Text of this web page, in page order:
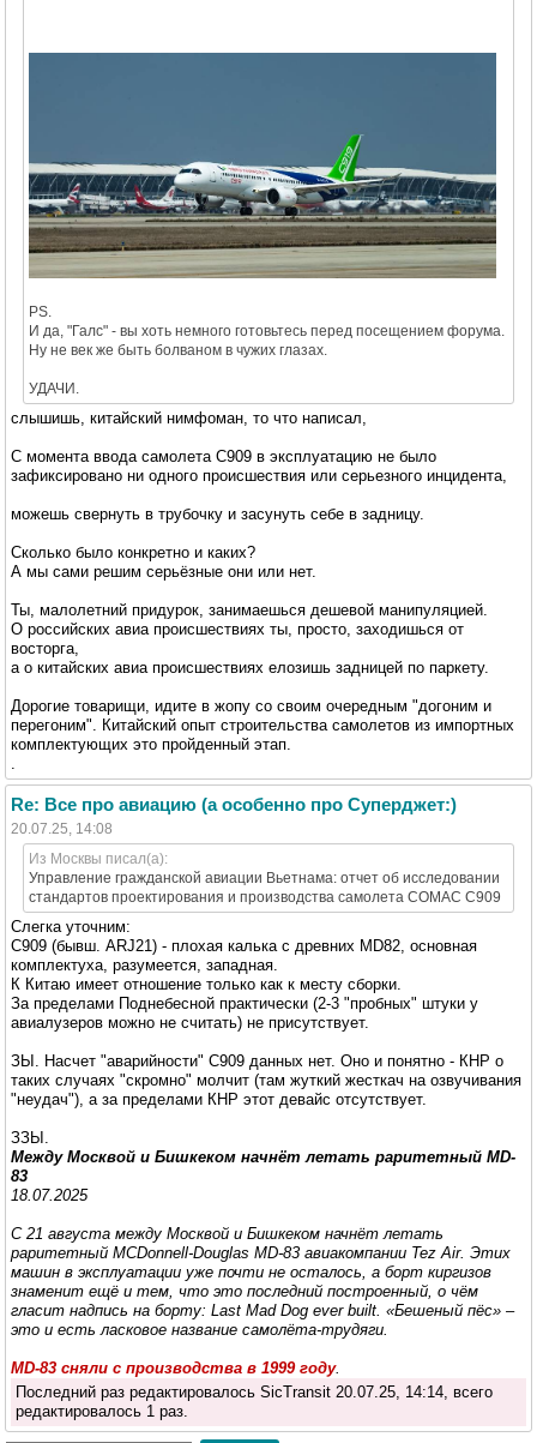
PS.
И да, "Галс" - вы хоть немного готовьтесь перед посещением форума.
Ну не век же быть болваном в чужих глазах.
УДАЧИ.
слышишь, китайский нимфоман, то что написал,
C момента ввода самолета C909 в эксплуатацию не было
зафиксировано ни одного происшествия или серьезного инцидента,
можешь свернуть в трубочку и засунуть себе в задницу.
Сколько было конкретно и каких?
А мы сами решим серьёзные они или нет.
Ты, малолетний придурок, занимаешься дешевой манипуляцией.
О российских авиа происшествиях ты, просто, заходишься от
восторга,
а о китайских авиа происшествиях елозишь задницей по паркету.
Дорогие товарищи, идите в жопу со своим очередным "догоним и
перегоним". Китайский опыт строительства самолетов из импортных
комплектующих это пройденный этап.
Re: Все про авиацию (а особенно про Суперджет:)
20.07.25, 14:08
Из Москвы писал(а):
Управление гражданской авиации Вьетнама: отчет об исследовании
стандартов проектирования и производства самолета COMAC C909
Слегка уточним:
С909 (бывш. ARJ21) - плохая калька c древних MD82, основная
комплектуха, разумеется, западная.
К Китаю имеет отношение только как к месту сборки.
За пределами Поднебесной практически (2-3 "пробных" штуки у
авиалузеров можно не считать) не присутствует.
ЗЫ. Насчет "аварийности" С909 данных нет. Оно и понятно - КНР о
таких случаях "скромно" молчит (там жуткий жесткач на озвучивания
"неудач"), а за пределами КНР этот девайс отсутствует.
ЗЗЫ.
Между Москвой и Бишкеком начнёт летать раритетный MD-
83
18.07.2025
С 21 августа между Москвой и Бишкеком начнёт летать
раритетный MCDonnell-Douglas MD-83 авиакомпании Tez Air. Этих
машин в эксплуатации уже почти не осталось, а борт киргизов
знаменит ещё и тем, что это последний построенный, о чём
гласит надпись на борту: Last Mad Dog ever built. «Бешеный пёс» –
это и есть ласковое название самолёта-трудяги.
MD-83 сняли с производства в 1999 году.
Последний раз редактировалось SicTransit 20.07.25, 14:14, всего
редактировалось 1 раз.